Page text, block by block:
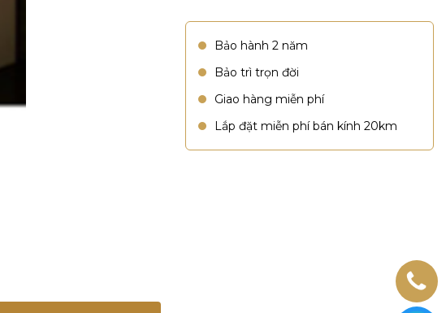
Bảo hành 2 năm
Bảo trì trọn đời
Giao hàng miễn phí
Lắp đặt miễn phí bán kính 20km